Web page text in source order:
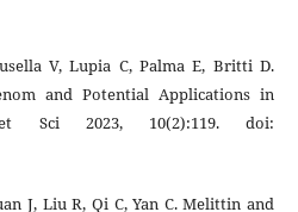
V, Lupia C, Palma E, Britti D.
and Potential Applications in
Sci 2023, 10(2):119. doi:
J, Liu R, Qi C, Yan C. Melittin and